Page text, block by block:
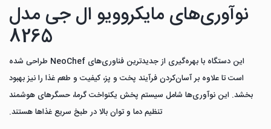
نوآوری‌های مایکروویو ال جی مدل
8265
این دستگاه با بهره‌گیری از جدیدترین فناوری‌های NeoChef طراحی شده
است تا علاوه بر آسان‌کردن فرآیند پخت و پز، کیفیت و طعم غذا را نیز بهبود
بخشد. این نوآوری‌ها شامل سیستم پخش یکنواخت گرما، حسگرهای هوشمند
تنظیم دما و توان بالا در طبخ سریع غذاها هستند.